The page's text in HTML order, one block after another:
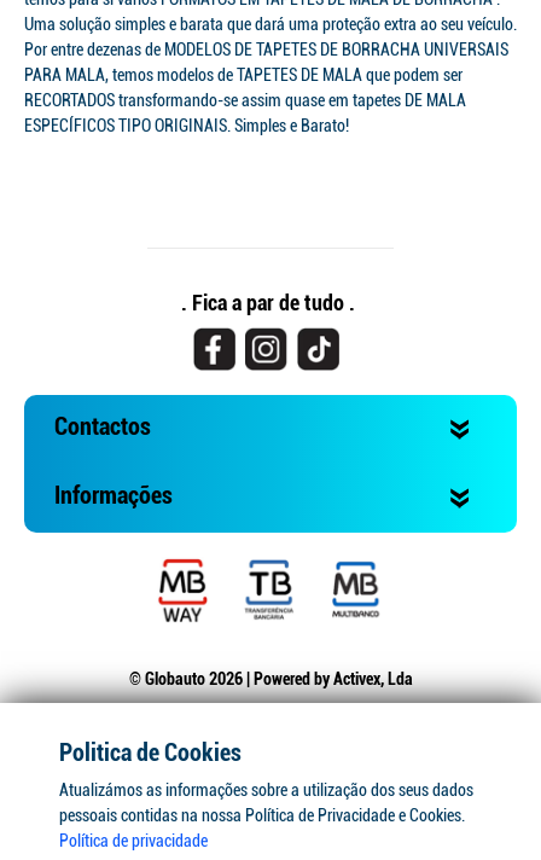
Uma solução simples e barata que dará uma proteção extra ao seu veículo.
Por entre dezenas de MODELOS DE TAPETES DE BORRACHA UNIVERSAIS
PARA MALA, temos modelos de TAPETES DE MALA que podem ser
RECORTADOS transformando-se assim quase em tapetes DE MALA
ESPECÍFICOS TIPO ORIGINAIS. Simples e Barato!
. Fica a par de tudo .
Contactos
Informações
© Globauto 2026 | Powered byActivex, Lda
Politica de Cookies
Atualizámos as informações sobre a utilização dos seus dados
pessoais contidas na nossa Política de Privacidade e Cookies.
Política de privacidade